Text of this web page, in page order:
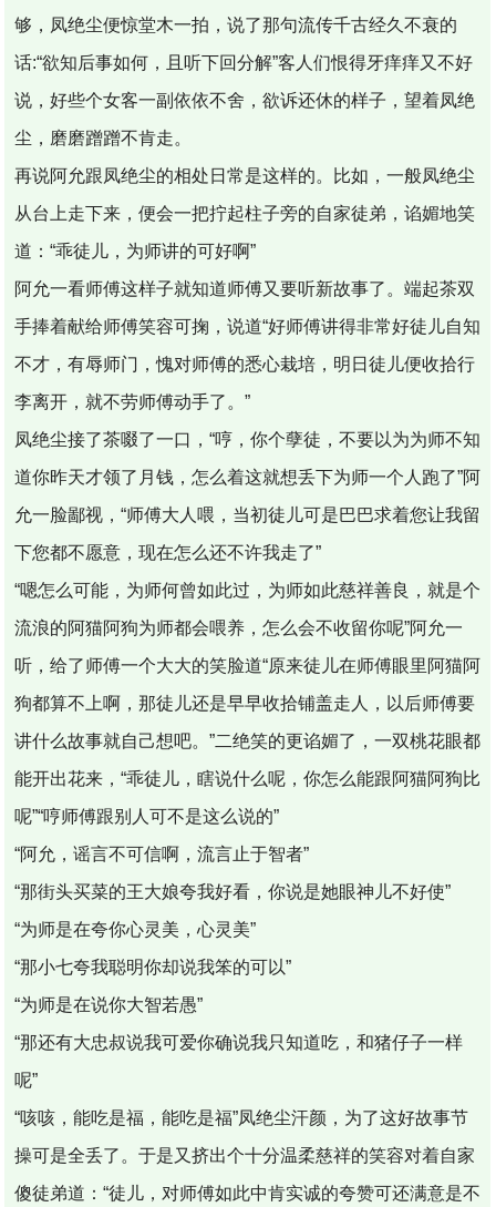
够，凤绝尘便惊堂木一拍，说了那句流传千古经久不衰的
话:“欲知后事如何，且听下回分解”客人们恨得牙痒痒又不好
说，好些个女客一副依依不舍，欲诉还休的样子，望着凤绝
尘，磨磨蹭蹭不肯走。
再说阿允跟凤绝尘的相处日常是这样的。比如，一般凤绝尘
从台上走下来，便会一把拧起柱子旁的自家徒弟，谄媚地笑
道：“乖徒儿，为师讲的可好啊”
阿允一看师傅这样子就知道师傅又要听新故事了。端起茶双
手捧着献给师傅笑容可掬，说道“好师傅讲得非常好徒儿自知
不才，有辱师门，愧对师傅的悉心栽培，明日徒儿便收拾行
李离开，就不劳师傅动手了。”
凤绝尘接了茶啜了一口，“哼，你个孽徒，不要以为为师不知
道你昨天才领了月钱，怎么着这就想丢下为师一个人跑了”阿
允一脸鄙视，“师傅大人喂，当初徒儿可是巴巴求着您让我留
下您都不愿意，现在怎么还不许我走了”
“嗯怎么可能，为师何曾如此过，为师如此慈祥善良，就是个
流浪的阿猫阿狗为师都会喂养，怎么会不收留你呢”阿允一
听，给了师傅一个大大的笑脸道“原来徒儿在师傅眼里阿猫阿
狗都算不上啊，那徒儿还是早早收拾铺盖走人，以后师傅要
讲什么故事就自己想吧。”二绝笑的更谄媚了，一双桃花眼都
能开出花来，“乖徒儿，瞎说什么呢，你怎么能跟阿猫阿狗比
呢”“哼师傅跟别人可不是这么说的”
“阿允，谣言不可信啊，流言止于智者”
“那街头买菜的王大娘夸我好看，你说是她眼神儿不好使”
“为师是在夸你心灵美，心灵美”
“那小七夸我聪明你却说我笨的可以”
“为师是在说你大智若愚”
“那还有大忠叔说我可爱你确说我只知道吃，和猪仔子一样
呢”
“咳咳，能吃是福，能吃是福”凤绝尘汗颜，为了这好故事节
操可是全丢了。于是又挤出个十分温柔慈祥的笑容对着自家
傻徒弟道：“徒儿，对师傅如此中肯实诚的夸赞可还满意是不